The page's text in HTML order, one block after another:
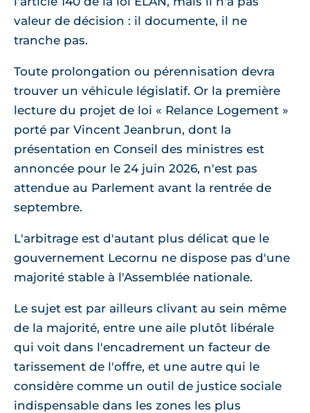
valeur de décision : il documente, il ne
tranche pas.
Toute prolongation ou pérennisation devra
trouver un véhicule législatif. Or la première
lecture du projet de loi « Relance Logement »
porté par Vincent Jeanbrun, dont la
présentation en Conseil des ministres est
annoncée pour le 24 juin 2026, n'est pas
attendue au Parlement avant la rentrée de
septembre.
L'arbitrage est d'autant plus délicat que le
gouvernement Lecornu ne dispose pas d'une
majorité stable à l'Assemblée nationale.
Le sujet est par ailleurs clivant au sein même
de la majorité, entre une aile plutôt libérale
qui voit dans l'encadrement un facteur de
tarissement de l'offre, et une autre qui le
considère comme un outil de justice sociale
indispensable dans les zones les plus